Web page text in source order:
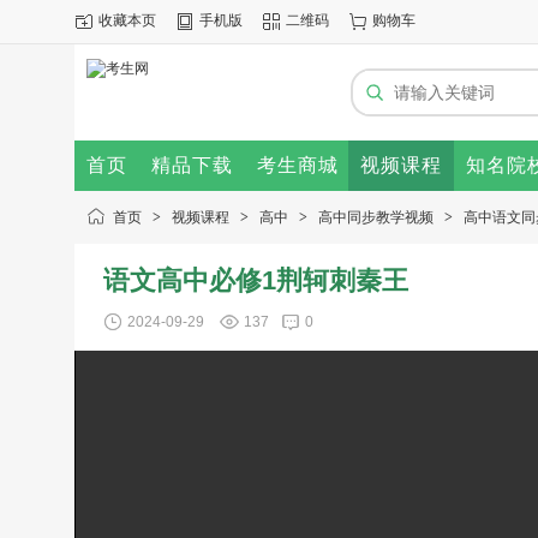
收藏本页 手机版 二维码 购物车
首页 精品下载 考生商城 视频课程 知名院
首页 > 视频课程 > 高中 > 高中同步教学视频 > 高中语文
语文高中必修1荆轲刺秦王
2024-09-29 137 0